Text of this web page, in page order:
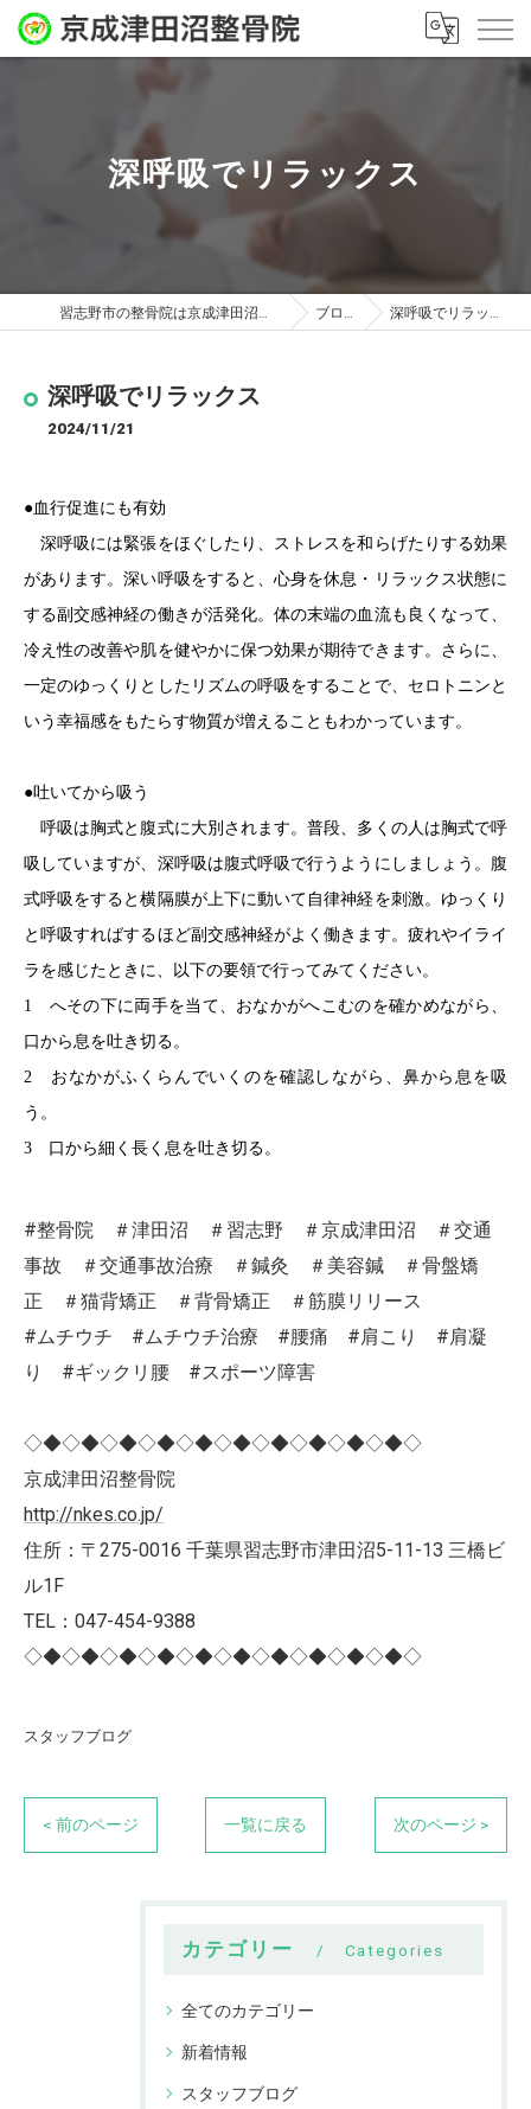
深呼吸でリラックス
習志野市の整骨院は京成津田沼整骨院 ブログ 深呼吸でリラックス
深呼吸でリラックス
2024/11/21
●血行促進にも有効
深呼吸には緊張をほぐしたり、ストレスを和らげたりする効果
があります。深い呼吸をすると、心身を休息・リラックス状態に
する副交感神経の働きが活発化。体の末端の血流も良くなって、
冷え性の改善や肌を健やかに保つ効果が期待できます。さらに、
一定のゆっくりとしたリズムの呼吸をすることで、セロトニンと
いう幸福感をもたらす物質が増えることもわかっています。
●吐いてから吸う
呼吸は胸式と腹式に大別されます。普段、多くの人は胸式で呼
吸していますが、深呼吸は腹式呼吸で行うようにしましょう。腹
式呼吸をすると横隔膜が上下に動いて自律神経を刺激。ゆっくり
と呼吸すればするほど副交感神経がよく働きます。疲れやイライ
ラを感じたときに、以下の要領で行ってみてください。
1 へその下に両手を当て、おなかがへこむのを確かめながら、
口から息を吐き切る。
2 おなかがふくらんでいくのを確認しながら、鼻から息を吸
う。
3 口から細く長く息を吐き切る。
#整骨院 ＃津田沼 ＃習志野 ＃京成津田沼 ＃交通
事故 ＃交通事故治療 ＃鍼灸 ＃美容鍼 ＃骨盤矯
正 ＃猫背矯正 ＃背骨矯正 ＃筋膜リリース
#ムチウチ #ムチウチ治療 #腰痛 #肩こり #肩凝
り #ギックリ腰 #スポーツ障害
◇◆◇◆◇◆◇◆◇◆◇◆◇◆◇◆◇◆◇◆◇
京成津田沼整骨院
http://nkes.co.jp/
住所：〒275-0016 千葉県習志野市津田沼5-11-13 三橋ビ
ル1F
TEL：047-454-9388
◇◆◇◆◇◆◇◆◇◆◇◆◇◆◇◆◇◆◇◆◇
スタッフブログ
< 前のページ 一覧に戻る 次のページ >
カテゴリー Categories
全てのカテゴリー
新着情報
スタッフブログ